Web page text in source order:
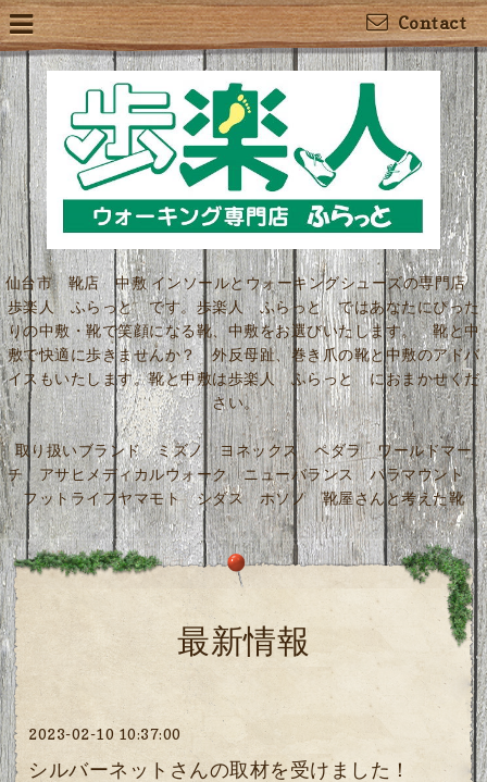
Contact
仙台市 靴店 中敷 インソールとウォーキングシューズの専門店
歩楽人 ふらっと です。歩楽人 ふらっと ではあなたにぴった
りの中敷・靴で笑顔になる靴、中敷をお選びいたします。 靴と中
敷で快適に歩きませんか？ 外反母趾、巻き爪の靴と中敷のアドバ
イスもいたします。靴と中敷は歩楽人 ふらっと におまかせくだ
さい。
取り扱いブランド ミズノ ヨネックス ペダラ ワールドマー
チ アサヒメディカルウォーク ニューバランス パラマウント
フットライフヤマモト シダス ホソノ 靴屋さんと考えた靴
最新情報
2023-02-10 10:37:00
シルバーネットさんの取材を受けました！